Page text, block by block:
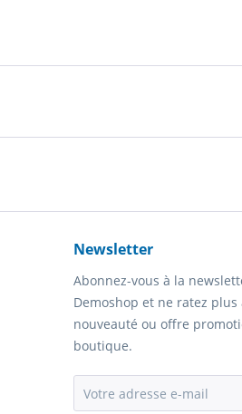
Newsletter
Abonnez-vous à la
Demoshop et ne ratez plus
nouveauté ou offre
boutique.